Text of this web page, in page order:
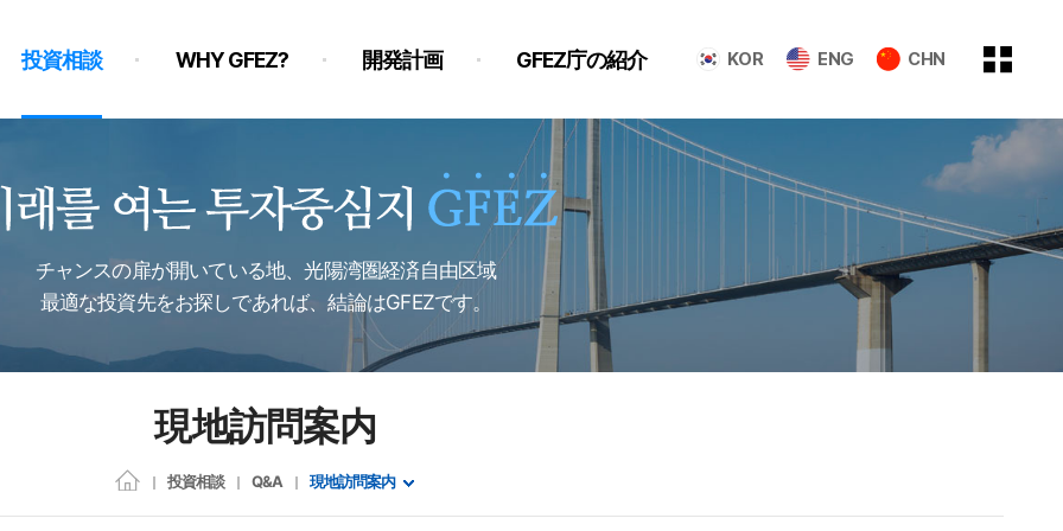
KOR ENG CHN
投資相談 WHY GFEZ? 開発計画 GFEZ庁の紹介
チャンスの扉が開いている地、光陽湾圏経済自由区域
最適な投資先をお探しであれば、結論はGFEZです。
現地訪問案内
投資相談 Q&A 現地訪問案内